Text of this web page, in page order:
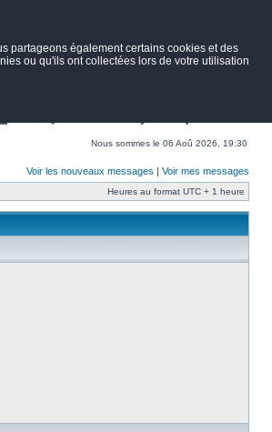
partageons également certains cookies et des
ou qu'ils ont collectées lors de votre utilisation
Nous sommes le 06 Aoû 2026, 19:30
Voir les nouveaux messages | Voir mes messages
Heures au format UTC + 1 heure